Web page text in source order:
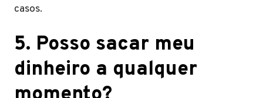
casos.
​5. Posso sacar meu
dinheiro a qualquer